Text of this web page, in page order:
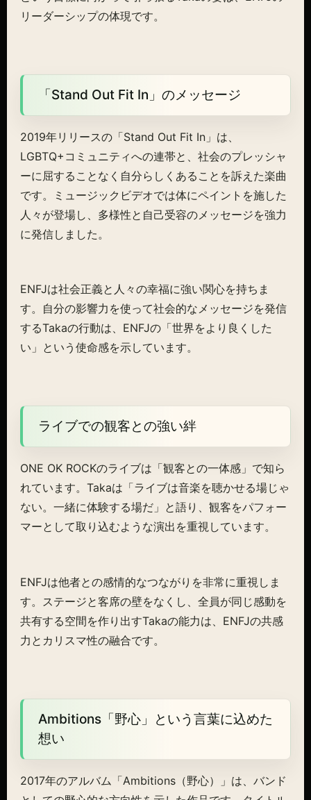
リーダーシップの体現です。
「Stand Out Fit In」のメッセージ
2019年リリースの「Stand Out Fit In」は、
LGBTQ+コミュニティへの連帯と、社会のプレッシャ
ーに屈することなく自分らしくあることを訴えた楽曲
です。ミュージックビデオでは体にペイントを施した
人々が登場し、多様性と自己受容のメッセージを強力
に発信しました。
ENFJは社会正義と人々の幸福に強い関心を持ちま
す。自分の影響力を使って社会的なメッセージを発信
するTakaの行動は、ENFJの「世界をより良くした
い」という使命感を示しています。
ライブでの観客との強い絆
ONE OK ROCKのライブは「観客との一体感」で知ら
れています。Takaは「ライブは音楽を聴かせる場じゃ
ない。一緒に体験する場だ」と語り、観客をパフォー
マーとして取り込むような演出を重視しています。
ENFJは他者との感情的なつながりを非常に重視しま
す。ステージと客席の壁をなくし、全員が同じ感動を
共有する空間を作り出すTakaの能力は、ENFJの共感
力とカリスマ性の融合です。
Ambitions「野心」という言葉に込めた
想い
2017年のアルバム「Ambitions（野心）」は、バンド